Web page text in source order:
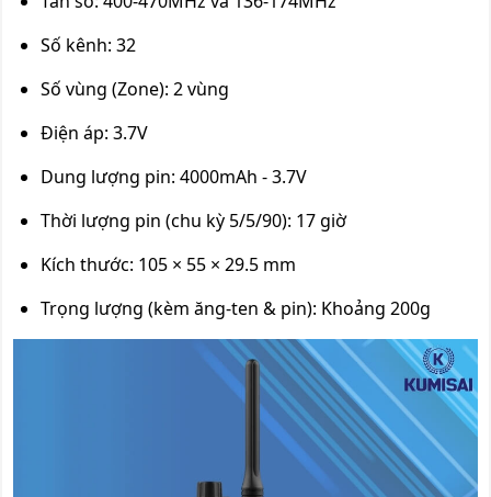
Số kênh: 32
Số vùng (Zone): 2 vùng
Điện áp: 3.7V
Dung lượng pin: 4000mAh - 3.7V
Thời lượng pin (chu kỳ 5/5/90): 17 giờ
Kích thước: 105 × 55 × 29.5 mm
Trọng lượng (kèm ăng-ten & pin): Khoảng 200g